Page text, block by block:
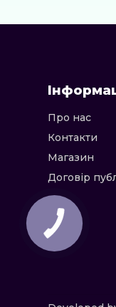
Про нас
Контакти
Магазин
Договір